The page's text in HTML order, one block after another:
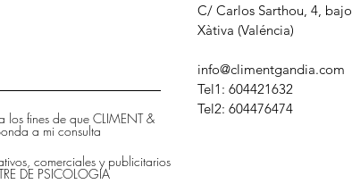
los fines de que CLIMENT &
a mi consulta
comerciales y publicitarios
DE PSICOLOGIA
C/ Carlos Sarthou, 4, bajo
​Xàtiva (Valéncia)
info@climentgandia.com
Tel1: 604421632
Tel2: 604476474